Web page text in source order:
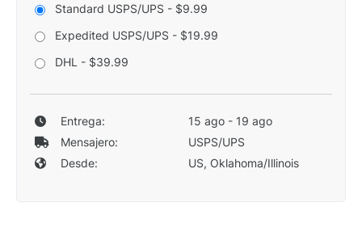
Standard USPS/UPS - $9.99
Expedited USPS/UPS - $19.99
DHL - $39.99
Entrega:
15 ago - 19 ago
Mensajero:
USPS/UPS
Desde:
US, Oklahoma/Illinois